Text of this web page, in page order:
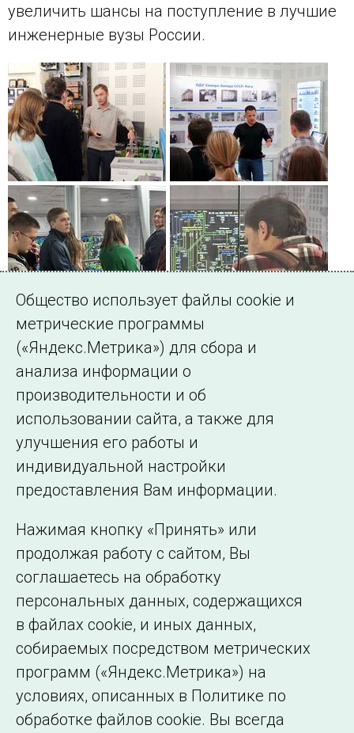
увеличить шансы на поступление в лучшие
инженерные вузы России.
← Все публикации
Подписаться на новости
©2005–2026 АО «СО ЕЭС»
Филиалы и
представительства
образовательной
организации
Общество использует файлы cookie и
метрические программы
(«Яндекс.Метрика») для сбора и
анализа информации о
производительности и об
использовании сайта, а также для
улучшения его работы и
индивидуальной настройки
предоставления Вам информации.
Нажимая кнопку «Принять» или
продолжая работу с сайтом, Вы
соглашаетесь на обработку
персональных данных, содержащихся
в файлах cookie, и иных данных,
собираемых посредством метрических
программ («Яндекс.Метрика») на
условиях, описанных в Политике по
обработке файлов cookie. Вы всегда